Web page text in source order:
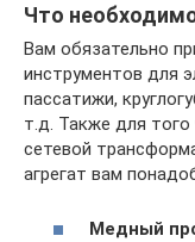
Что
Вам обязательно
инструментов для
пассатижи,
т.д. Также для
сетевой
агрегат вам
Медный